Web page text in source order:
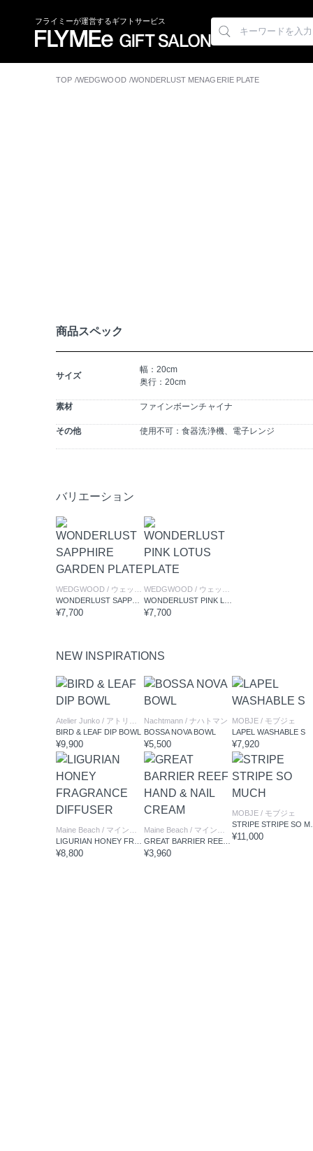
フライミーが運営するギフトサービス
TOP WEDGWOOD WONDERLUST MENAGERIE PLATE
商品スペック
サイズ
幅：20cm
奥行：20cm
素材 ファインボーンチャイナ
その他 使用不可：食器洗浄機、電子レンジ
バリエーション
WEDGWOOD / ウェッジウッド
¥7,700
WEDGWOOD / ウェッジウッド
¥7,700
NEW INSPIRATIONS
Atelier Junko / アトリエ ジュンコ
BIRD & LEAF DIP BOWL
¥9,900
Nachtmann / ナハトマン
BOSSA NOVA BOWL
¥5,500
MOBJE / モブジェ
LAPEL WASHABLE S
¥7,920
Maine Beach / マインビーチ
¥8,800
Maine Beach / マインビーチ
¥3,960
MOBJE / モブジェ
¥11,000